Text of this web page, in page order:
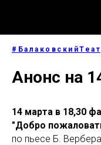
Анонс на
14 марта в 18,30
"Добро
по пьесе Б. Вербера